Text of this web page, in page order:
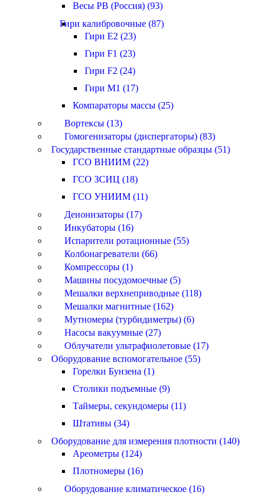
Весы РВ (Россия) (93)
Гири калибровочные (87)
Гири E2 (23)
Гири F1 (23)
Гири F2 (24)
Гири M1 (17)
Компараторы массы (25)
Вортексы (13)
Гомогенизаторы (диспергаторы) (83)
Государственные стандартные образцы (51)
ГСО ВНИИМ (22)
ГСО ЗСИЦ (18)
ГСО УНИИМ (11)
Деионизаторы (17)
Инкубаторы (16)
Испарители ротационные (55)
Колбонагреватели (66)
Компрессоры (1)
Машины посудомоечные (5)
Мешалки верхнеприводные (118)
Мешалки магнитные (162)
Мутномеры (турбидиметры) (6)
Насосы вакуумные (27)
Облучатели ультрафиолетовые (17)
Оборудование вспомогательное (55)
Горелки Бунзена (1)
Столики подъемные (9)
Таймеры, секундомеры (11)
Штативы (34)
Оборудование для измерения плотности (140)
Ареометры (124)
Плотномеры (16)
Оборудование климатическое (16)